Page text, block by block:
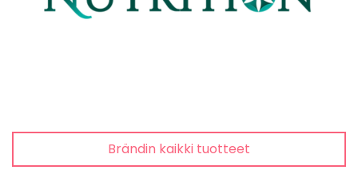
Brändin kaikki tuotteet